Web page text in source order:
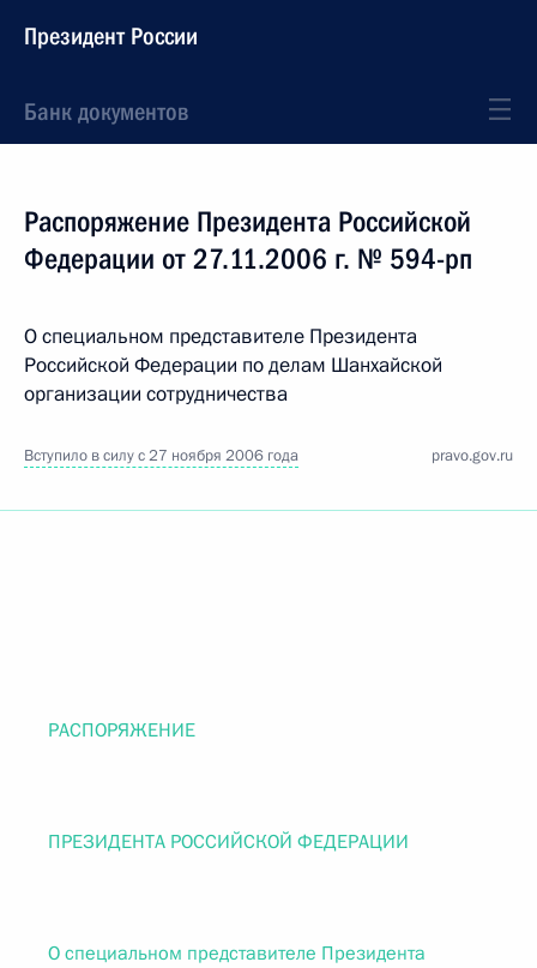
Президент России
Банк документов
Распоряжение Президента Российской
Федерации от 27.11.2006 г. № 594-рп
О специальном представителе Президента
Российской Федерации по делам Шанхайской
организации сотрудничества
Вступило в силу с 27 ноября 2006 года pravo.gov.ru
РАСПОРЯЖЕНИЕ
ПРЕЗИДЕНТА РОССИЙСКОЙ ФЕДЕРАЦИИ
О специальном представителе Президента